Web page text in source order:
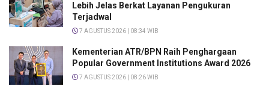
Lebih Jelas Berkat Layanan Pengukuran
Terjadwal
7 AGUSTUS 2026 | 08:34 WIB
Kementerian ATR/BPN Raih Penghargaan
Popular Government Institutions Award 2026
7 AGUSTUS 2026 | 08:26 WIB